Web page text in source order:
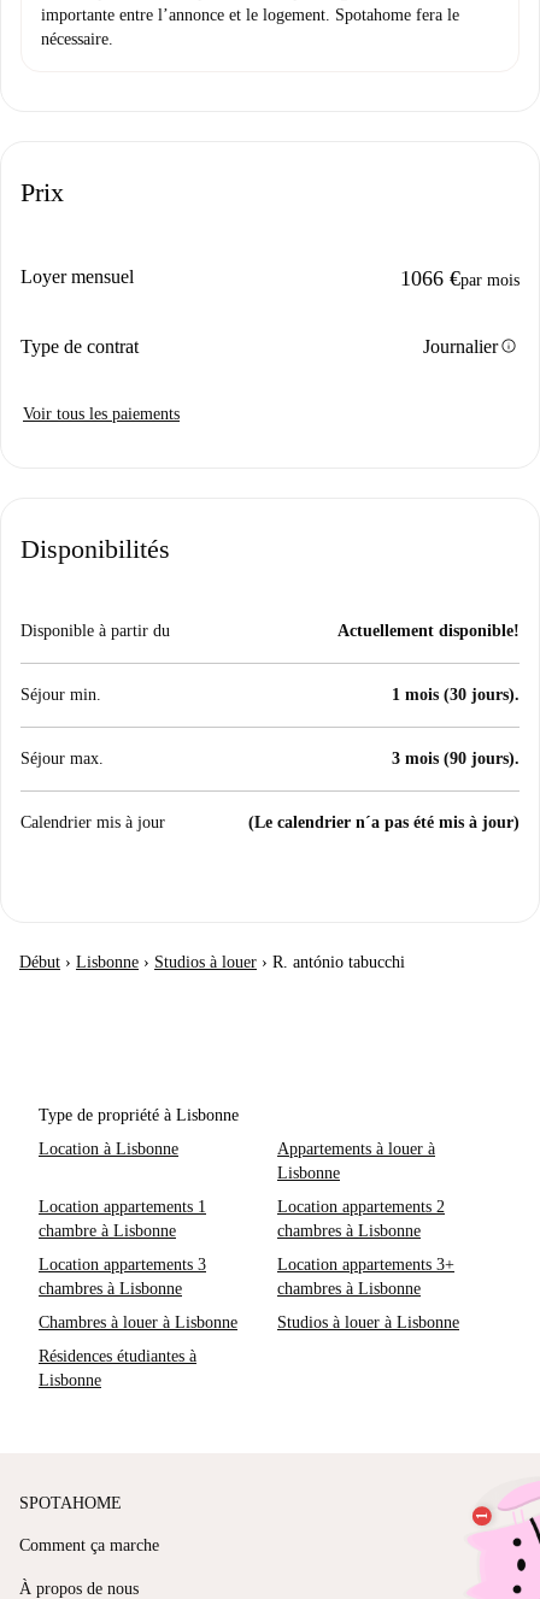
importante entre l’annonce et le logement. Spotahome fera le
nécessaire.
Prix
Loyer mensuel 1066 €par mois
Type de contrat Journalierinfo
Voir tous les paiements
Disponibilités
Disponible à partir du Actuellement disponible!
Séjour min. 1 mois (30 jours).
Séjour max. 3 mois (90 jours).
Calendrier mis à jour (Le calendrier n´a pas été mis à jour)
Début › Lisbonne › Studios à louer › R. antónio tabucchi
Type de propriété à Lisbonne
Location à Lisbonne
Appartements à louer à
Lisbonne
Location appartements 1
chambre à Lisbonne
Location appartements 2
chambres à Lisbonne
Location appartements 3
chambres à Lisbonne
Location appartements 3+
chambres à Lisbonne
Chambres à louer à Lisbonne
Studios à louer à Lisbonne
Résidences étudiantes à
Lisbonne
SPOTAHOME
Comment ça marche
À propos de nous